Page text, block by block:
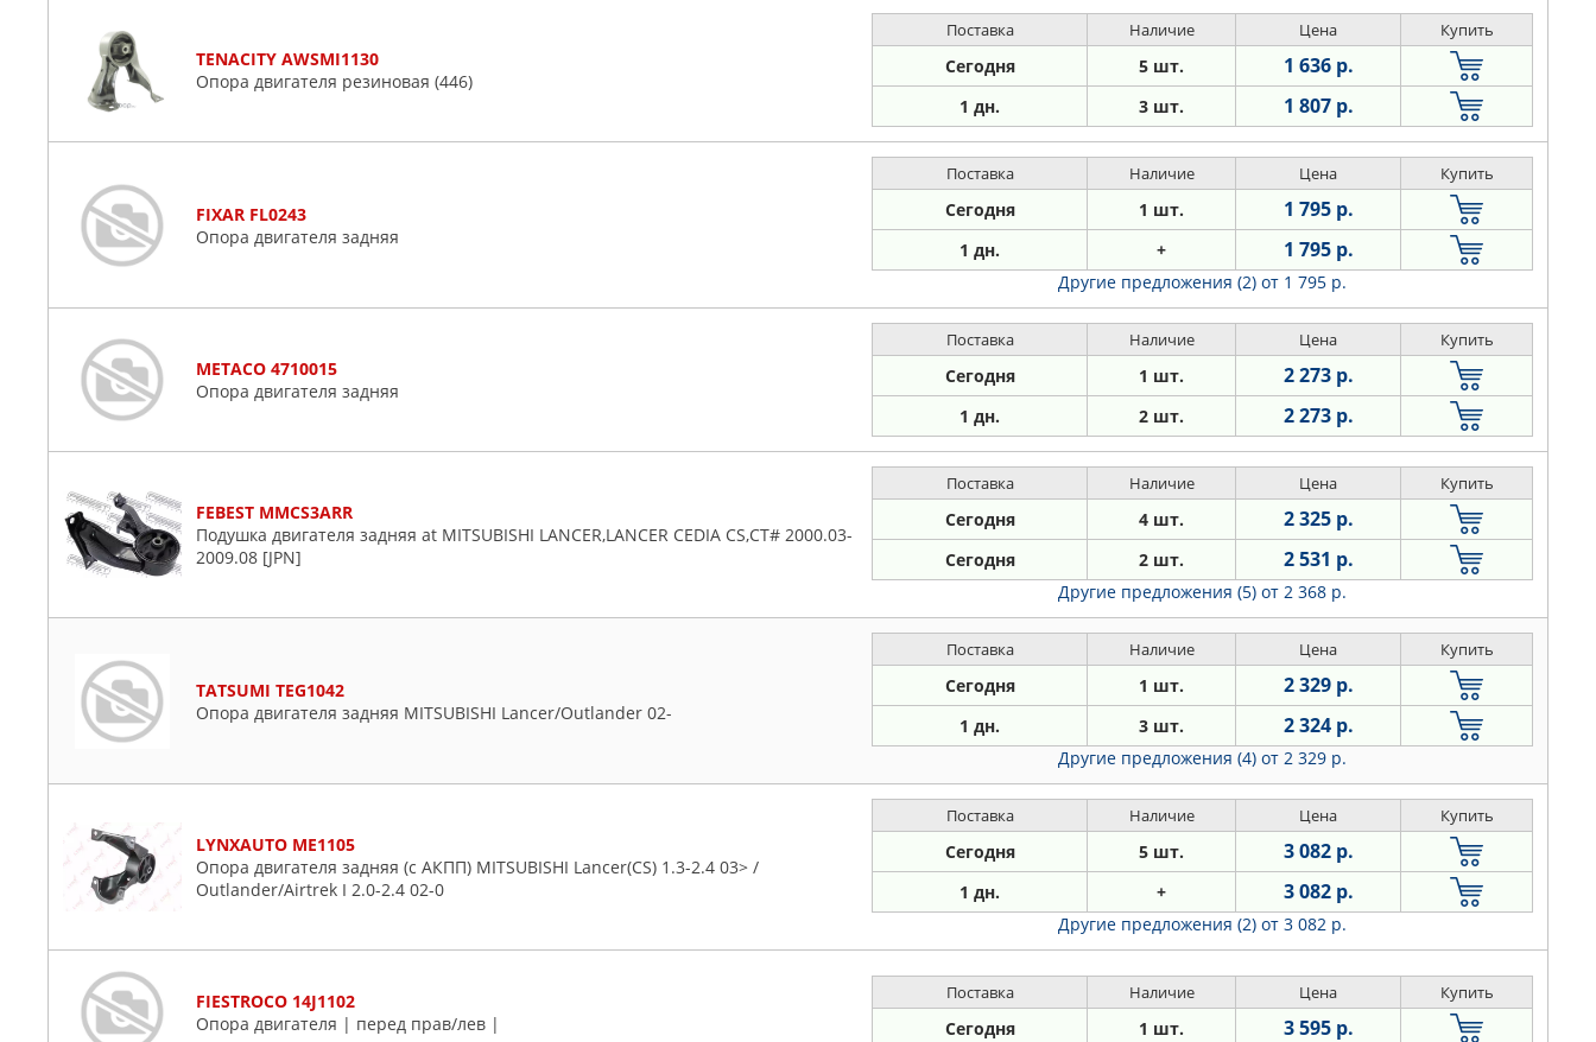
TENACITY AWSMI1130
Опора двигателя резиновая (446)
Поставка Наличие Цена Купить
Сегодня 5 шт. 1 636 р.
1 дн. 3 шт. 1 807 р.
FIXAR FL0243
Опора двигателя задняя
Поставка Наличие Цена Купить
Сегодня 1 шт. 1 795 р.
1 дн. + 1 795 р.
Другие предложения (2) от 1 795 р.
METACO 4710015
Опора двигателя задняя
Поставка Наличие Цена Купить
Сегодня 1 шт. 2 273 р.
1 дн. 2 шт. 2 273 р.
FEBEST MMCS3ARR
Подушка двигателя задняя at MITSUBISHI LANCER,LANCER CEDIA CS,CT# 2000.03-
2009.08 [JPN]
Поставка Наличие Цена Купить
Сегодня 4 шт. 2 325 р.
Сегодня 2 шт. 2 531 р.
Другие предложения (5) от 2 368 р.
TATSUMI TEG1042
Опора двигателя задняя MITSUBISHI Lancer/Outlander 02-
Поставка Наличие Цена Купить
Сегодня 1 шт. 2 329 р.
1 дн. 3 шт. 2 324 р.
Другие предложения (4) от 2 329 р.
LYNXAUTO ME1105
Опора двигателя задняя (c АКПП) MITSUBISHI Lancer(CS) 1.3-2.4 03> /
Outlander/Airtrek I 2.0-2.4 02-0
Поставка Наличие Цена Купить
Сегодня 5 шт. 3 082 р.
1 дн. + 3 082 р.
Другие предложения (2) от 3 082 р.
FIESTROCO 14J1102
Опора двигателя | перед прав/лев |
Поставка Наличие Цена Купить
Сегодня 1 шт. 3 595 р.